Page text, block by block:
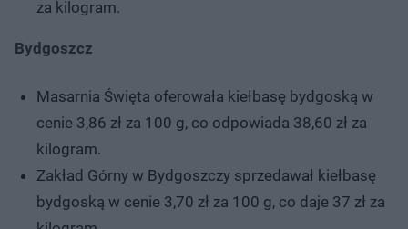
za kilogram.
Bydgoszcz
Masarnia Święta oferowała kiełbasę bydgoską w
cenie 3,86 zł za 100 g, co odpowiada 38,60 zł za
kilogram.
Zakład Górny w Bydgoszczy sprzedawał kiełbasę
bydgoską w cenie 3,70 zł za 100 g, co daje 37 zł za